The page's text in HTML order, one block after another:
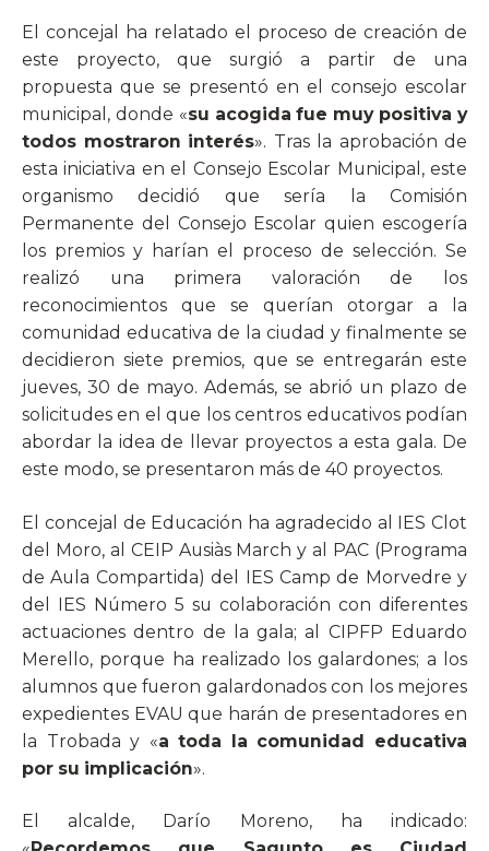
El concejal ha relatado el proceso de creación de
este proyecto, que surgió a partir de una
propuesta que se presentó en el consejo escolar
municipal, donde «su acogida fue muy positiva y
todos mostraron interés». Tras la aprobación de
esta iniciativa en el Consejo Escolar Municipal, este
organismo decidió que sería la Comisión
Permanente del Consejo Escolar quien escogería
los premios y harían el proceso de selección. Se
realizó una primera valoración de los
reconocimientos que se querían otorgar a la
comunidad educativa de la ciudad y finalmente se
decidieron siete premios, que se entregarán este
jueves, 30 de mayo. Además, se abrió un plazo de
solicitudes en el que los centros educativos podían
abordar la idea de llevar proyectos a esta gala. De
este modo, se presentaron más de 40 proyectos.
El concejal de Educación ha agradecido al IES Clot
del Moro, al CEIP Ausiàs March y al PAC (Programa
de Aula Compartida) del IES Camp de Morvedre y
del IES Número 5 su colaboración con diferentes
actuaciones dentro de la gala; al CIPFP Eduardo
Merello, porque ha realizado los galardones; a los
alumnos que fueron galardonados con los mejores
expedientes EVAU que harán de presentadores en
la Trobada y «a toda la comunidad educativa
por su implicación».
El alcalde, Darío Moreno, ha indicado: